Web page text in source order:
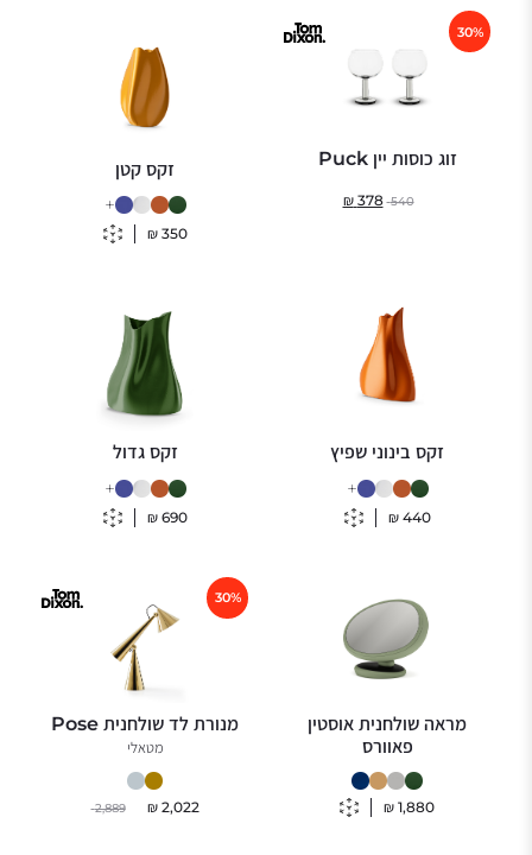
זוג כוסות יין Puck
30%
540
378
₪
זקס קטן
350
₪
+
זקס בינוני שפיץ
440
₪
+
זקס גדול
690
₪
+
מראה שולחנית אוסטין
פאוורס
1,880
₪
מנורת לד שולחנית Pose
מטאלי
30%
2,022
₪
2,889